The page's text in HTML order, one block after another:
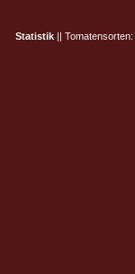
Statistik|| Tomatensorten: